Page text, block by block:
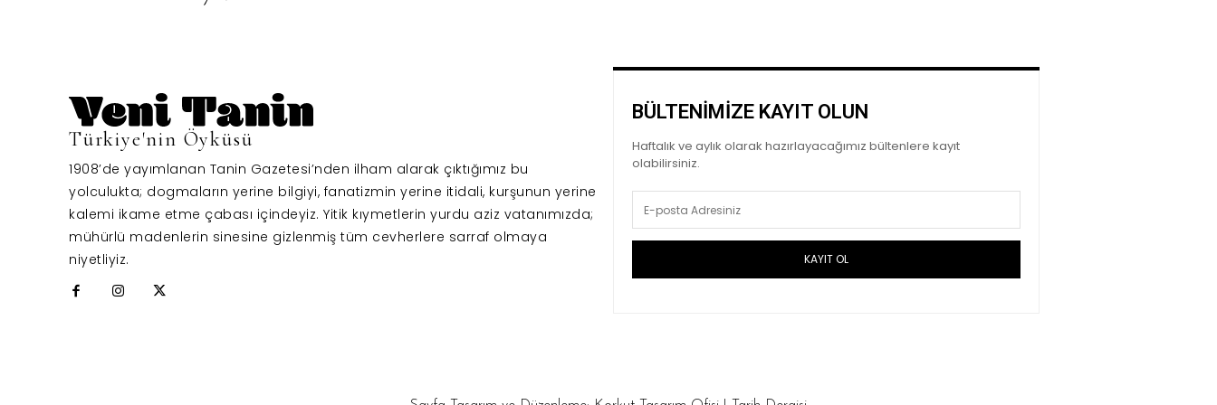
Türkiye'nin Öyküsü
1908’de yayımlanan Tanin Gazetesi’nden ilham alarak çıktığımız bu
yolculukta; dogmaların yerine bilgiyi, fanatizmin yerine itidali, kurşunun yerine
kalemi ikame etme çabası içindeyiz. Yitik kıymetlerin yurdu aziz vatanımızda;
mühürlü madenlerin sinesine gizlenmiş tüm cevherlere sarraf olmaya
niyetliyiz.
BÜLTENİMİZE KAYIT OLUN
Haftalık ve aylık olarak hazırlayacağımız bültenlere kayıt
olabilirsiniz.
KAYIT OL